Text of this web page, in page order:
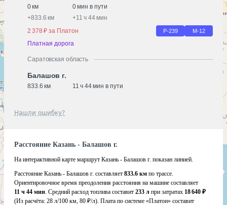
0 км
0 мин в пути
+833.6 км +11 ч 44 мин
2 378 ₽ за Платон
Р-239 М-12
Платная дорога
Саратовская область
Балашов г.
833.6 км 11 ч 44 мин в пути
Нашли ошибку?
Расстояние Казань - Балашов г.
На интерактивной карте маршрут Казань - Балашов г. показан линией.
Расстояние Казань - Балашов г. составляет 833.6 км по трассе.
Ориентировочное время преодоления расстояния на машине составляет
11 ч 44 мин. Средний расход топлива составит 233 л при затратах 18 640 ₽
(Из расчёта: 28 л/100 км, 80 ₽/л). Плата по системе «Платон» составит